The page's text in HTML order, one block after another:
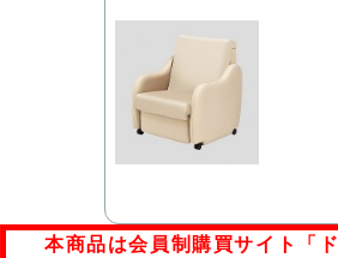
本商品は会員制購買サイト「